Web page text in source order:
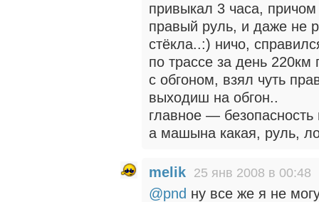
привыкал 3 часа,
правый руль, и даже не
стёкла..:) ничо,
по трассе за день
с обгоном, взял чуть
выходиш на обгон..
главное —
а машына какая, руль,
melik 25 янв 2008 в 00:48
@pnd ну все же я не